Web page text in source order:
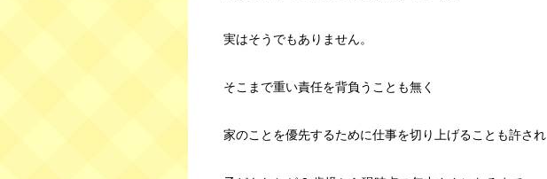
実はそうでもありません。
そこまで重い責任を背負うことも無く
家のことを優先するために仕事を切り上げることも許され